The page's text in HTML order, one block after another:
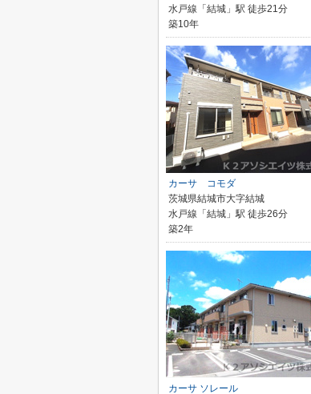
水戸線「結城」駅 徒歩21分
築10年
カーサ コモダ
茨城県結城市大字結城
水戸線「結城」駅 徒歩26分
築2年
カーサ ソレール